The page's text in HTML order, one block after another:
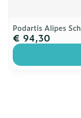
Podartis Alipes
€ 94,30